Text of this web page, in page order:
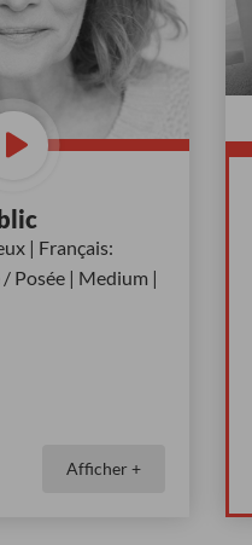
| Français:
Posée | Medium |
Afficher +